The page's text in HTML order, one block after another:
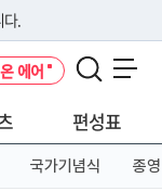
다.
고 있다면 아래 URL에
온 에어
편성표
국가기념식 종영